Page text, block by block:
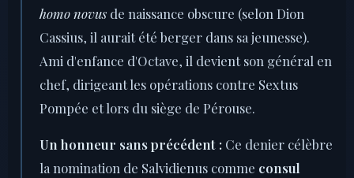
homo novus de naissance obscure (selon Dion
Cassius, il aurait été berger dans sa jeunesse).
Ami d'enfance d'Octave, il devient son général en
chef, dirigeant les opérations contre Sextus
Pompée et lors du siège de Pérouse.
Un honneur sans précédent : Ce denier célèbre
la nomination de Salvidienus comme consul